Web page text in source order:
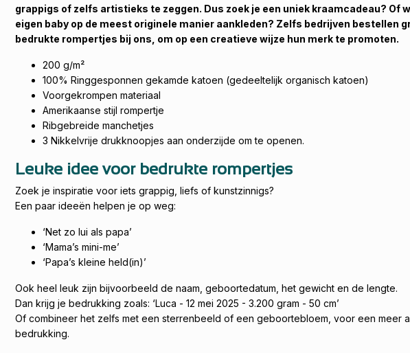
grappigs of zelfs artistieks te zeggen. Dus zoek je een uniek kraamcadeau? Of
eigen baby op de meest originele manier aankleden? Zelfs bedrijven bestellen
bedrukte rompertjes bij ons, om op een creatieve wijze hun merk te promoten.
200 g/m²
100% Ringgesponnen gekamde katoen (gedeeltelijk organisch katoen)
Voorgekrompen materiaal
Amerikaanse stijl rompertje
Ribgebreide manchetjes
3 Nikkelvrije drukknoopjes aan onderzijde om te openen.
Leuke idee voor bedrukte rompertjes
Zoek je inspiratie voor iets grappig, liefs of kunstzinnigs?
Een paar ideeën helpen je op weg:
‘Net zo lui als papa’
‘Mama’s mini-me’
‘Papa’s kleine held(in)’
Ook heel leuk zijn bijvoorbeeld de naam, geboortedatum, het gewicht en de lengte.
Dan krijg je bedrukking zoals: ‘Luca - 12 mei 2025 - 3.200 gram - 50 cm’
Of combineer het zelfs met een sterrenbeeld of een geboortebloem, voor een meer
bedrukking.